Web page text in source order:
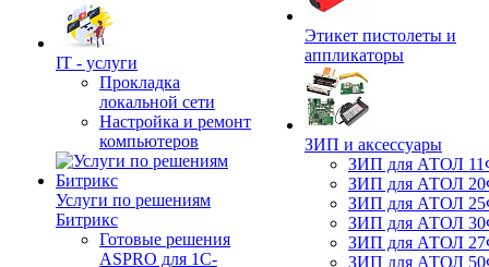
IT - услуги
Прокладка
локальной сети
Настройка и ремонт
компьютеров
Услуги по решениям
Битрикс
Готовые решения
ASPRO для 1С-
Этикет пистолеты и
аппликаторы
ЗИП и аксессуары
ЗИП для АТОЛ
ЗИП для АТОЛ
ЗИП для АТОЛ
ЗИП для АТОЛ
ЗИП для АТОЛ
ЗИП для АТОЛ